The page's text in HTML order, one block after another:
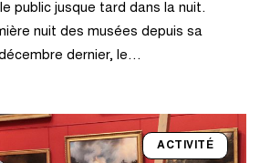
public jusque tard dans la nuit.
nuit des musées depuis sa
dernier, le…
ACTIVITÉ